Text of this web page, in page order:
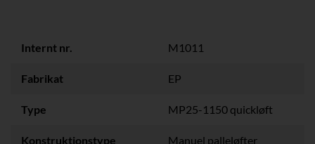
Internt nr. M1011
Fabrikat EP
Type MP25-1150 quickløft
Konstruktionstype Manuel palleløfter